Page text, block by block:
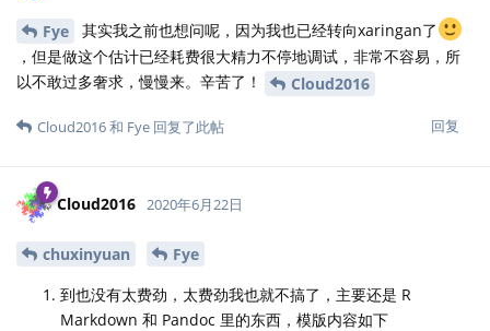
Fye
其实我之前也想问呢，因为我也已经转向xaringan了
，但是做这个估计已经耗费很大精力不停地调试，非常不容易，所
以不敢过多奢求，慢慢来。辛苦了！
Cloud2016
回复
Cloud2016和 Fye 回复了此帖
Cloud2016 2020年6月22日
chuxinyuan
Fye
到也没有太费劲，太费劲我也就不搞了，主要还是 R
Markdown 和 Pandoc 里的东西，模版内容如下